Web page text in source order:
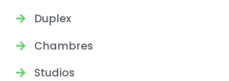
Duplex
Chambres
Studios